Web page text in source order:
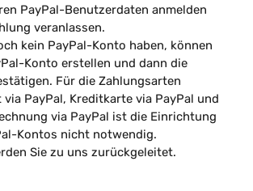
PayPal-Benutzerdaten anmelden
veranlassen.
kein PayPal-Konto haben, können
Konto erstellen und dann die
Für die Zahlungsarten
PayPal, Kreditkarte via PayPal und
via PayPal ist die Einrichtung
Kontos nicht notwendig.
Sie zu uns zurückgeleitet.